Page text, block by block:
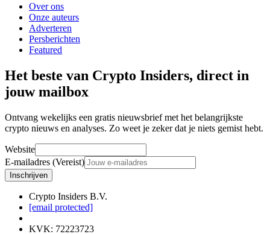
Over ons
Onze auteurs
Adverteren
Persberichten
Featured
Het beste van Crypto Insiders, direct in
jouw mailbox
Ontvang wekelijks een gratis nieuwsbrief met het belangrijkste
crypto nieuws en analyses. Zo weet je zeker dat je niets gemist hebt.
Website
E-mailadres (Vereist)
Inschrijven
Crypto Insiders B.V.
[email protected]
KVK: 72223723